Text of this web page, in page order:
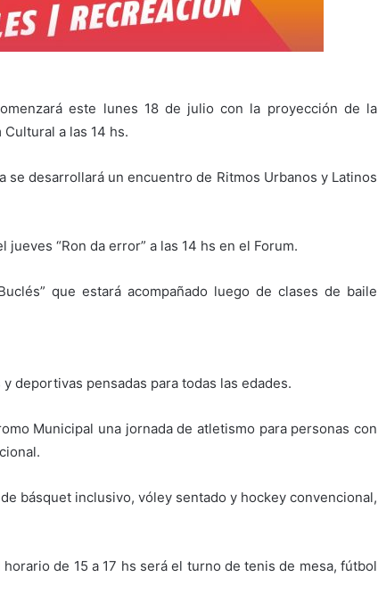
este lunes 18 de julio con la proyección de la
a las 14 hs.
se desarrollará un encuentro de Ritmos Urbanos y Latinos
“Ron da error” a las 14 hs en el Forum.
que estará acompañado luego de clases de baile
deportivas pensadas para todas las edades.
Municipal una jornada de atletismo para personas con
básquet inclusivo, vóley sentado y hockey convencional,
de 15 a 17 hs será el turno de tenis de mesa, fútbol